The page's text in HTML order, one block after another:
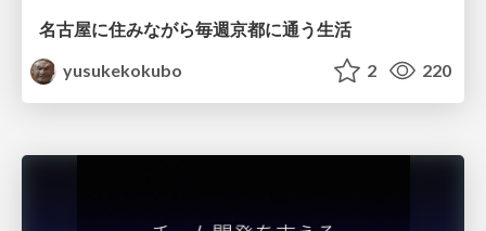
名古屋に住みながら毎週京都に通う生活
yusukekokubo
2 220